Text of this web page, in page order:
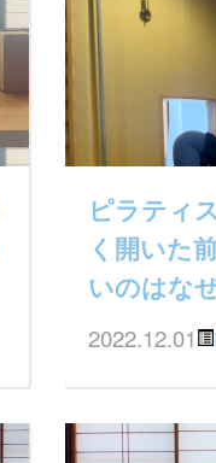
ピラティ
く開いた
いのはな
2022.12.01